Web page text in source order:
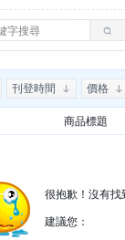
刊登時間 價格
商品標題
很抱歉！沒有
建議您：